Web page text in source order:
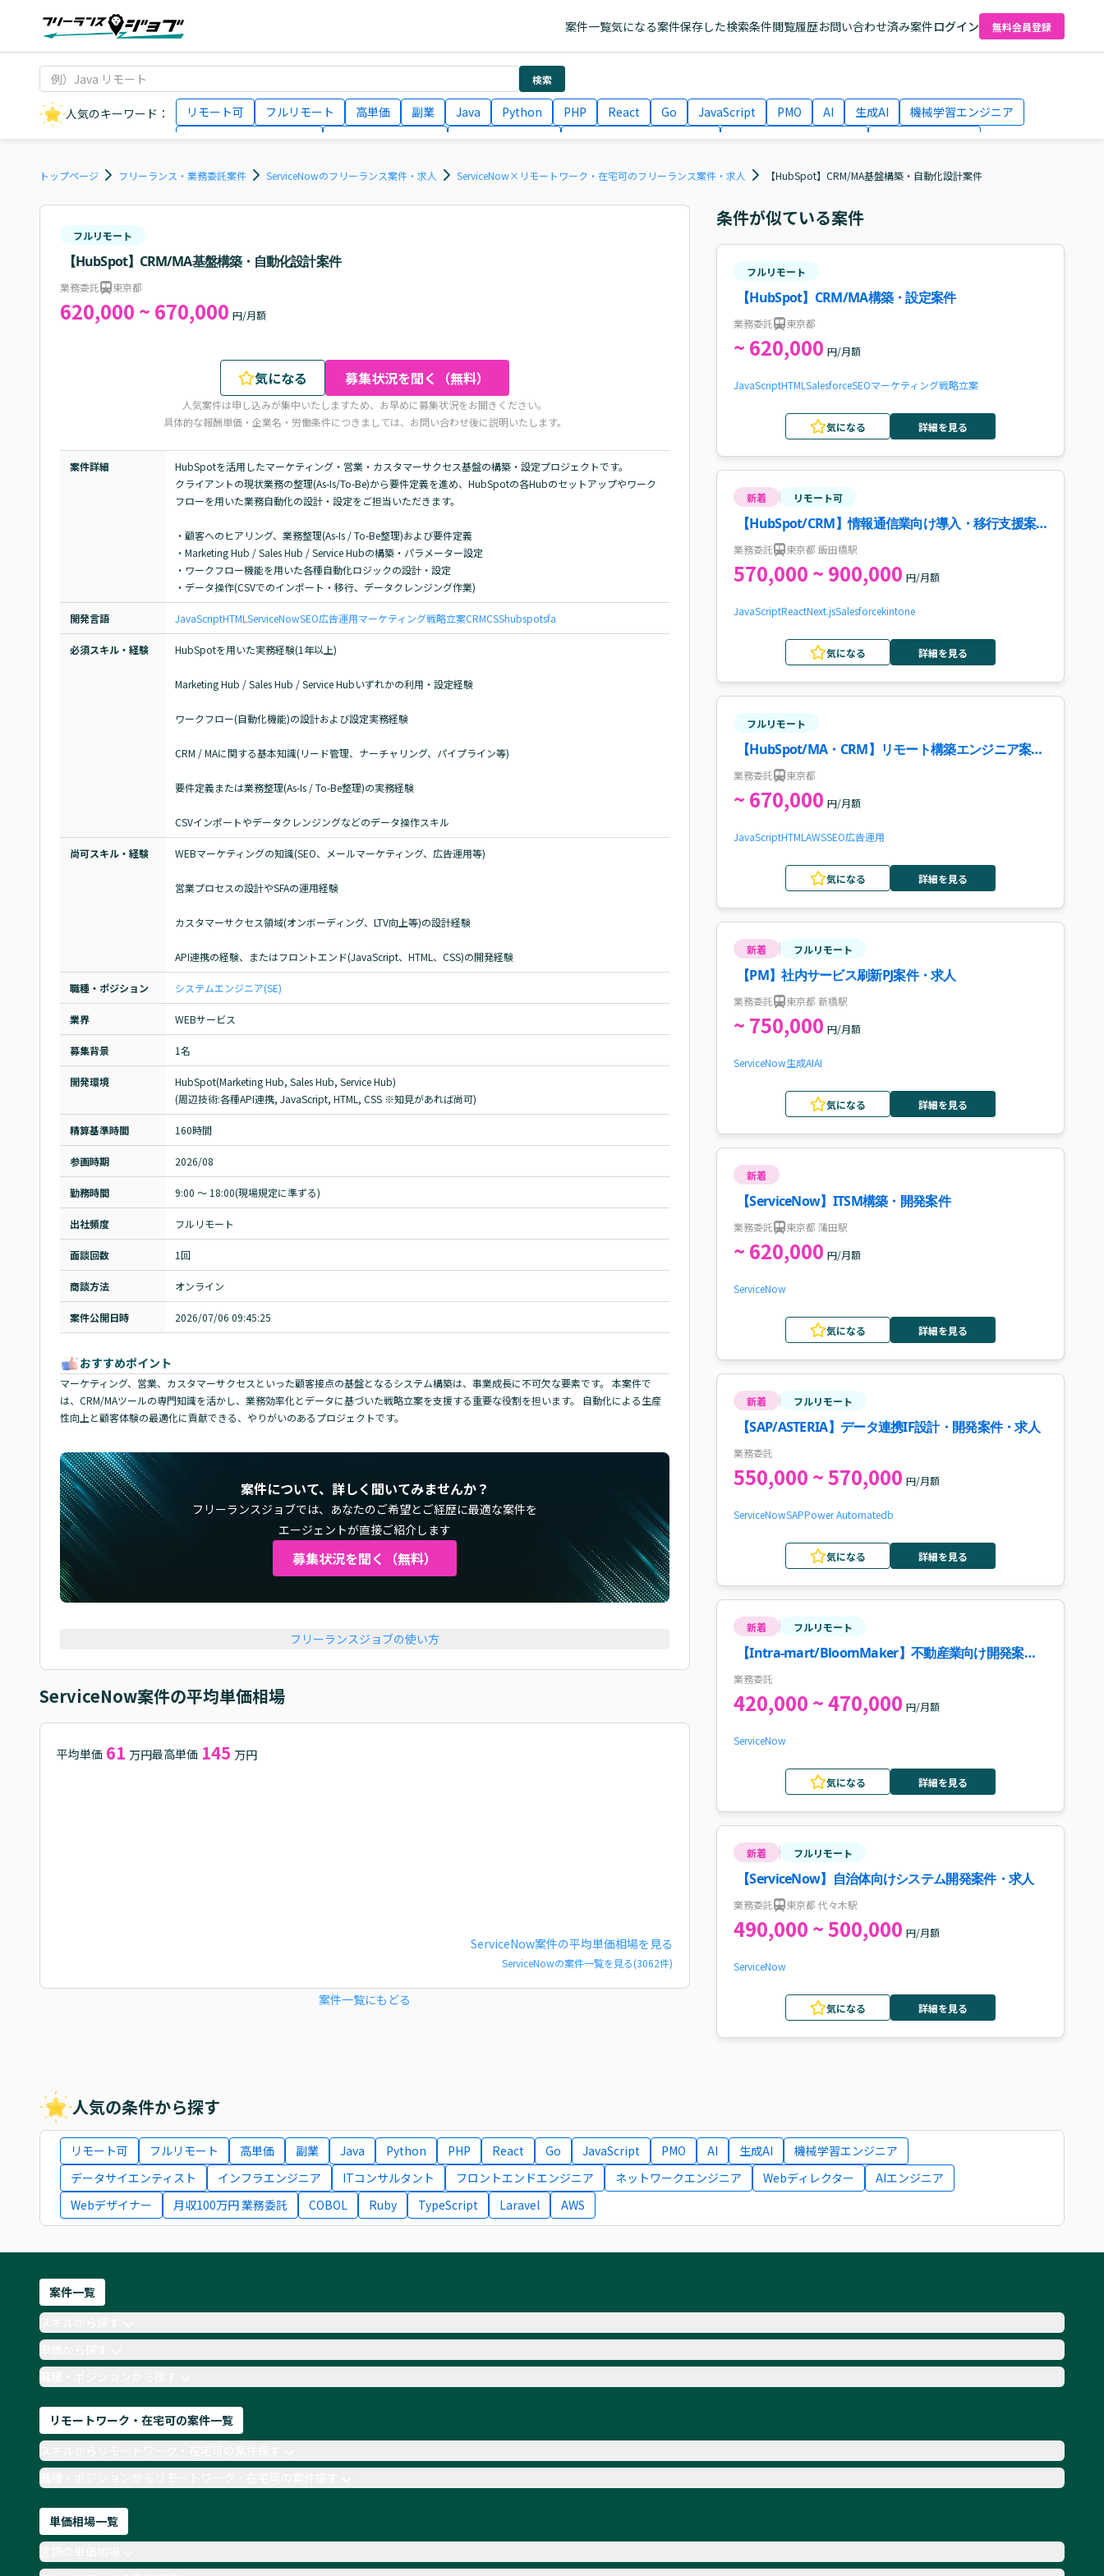
案件一覧気になる案件保存した検索条件閲覧履歴お問い合わせ済み案件ログイン 無料会員登録
検索
人気のキーワード： リモート可 フルリモート 高単価 副業 Java Python PHP React Go JavaScript PMO AI 生成AI
機械学習エンジニア
AIエンジニア
月収100万円 業務委託
トップページ フリーランス・業務委託案件 ServiceNowのフリーランス案件・求人 ServiceNow×リモートワーク・在宅可のフリーランス案件・求人 【HubSpot】CRM/MA基盤構築・自動化設計案件
フルリモート
【HubSpot】CRM/MA基盤構築・自動化設計案件
業務委託 東京都
620,000 ~ 670,000 円/月額
気になる 募集状況を聞く（無料）
人気案件は申し込みが集中いたしますため、お早めに募集状況をお聞きください。
具体的な報酬単価・企業名・労働条件につきましては、お問い合わせ後に説明いたします。
案件詳細
HubSpotを活用したマーケティング・営業・カスタマーサクセス基盤の構築・設定プロジェクトです。
クライアントの現状業務の整理(As-Is/To-Be)から要件定義を進め、HubSpotの各Hubのセットアップやワーク
フローを用いた業務自動化の設計・設定をご担当いただきます。
・顧客へのヒアリング、業務整理(As-Is / To-Be整理)および要件定義
・Marketing Hub / Sales Hub / Service Hubの構築・パラメーター設定
・ワークフロー機能を用いた各種自動化ロジックの設計・設定
・データ操作(CSVでのインポート・移行、データクレンジング作業)
開発言語 JavaScriptHTML ServiceNowSEO広告運用マーケティング戦略立案CRMCSShubspotsfa
必須スキル・経験 HubSpotを用いた実務経験(1年以上)
Marketing Hub / Sales Hub / Service Hubいずれかの利用・設定経験
ワークフロー(自動化機能)の設計および設定実務経験
CRM / MAに関する基本知識(リード管理、ナーチャリング、パイプライン等)
要件定義または業務整理(As-Is / To-Be整理)の実務経験
CSVインポートやデータクレンジングなどのデータ操作スキル
尚可スキル・経験 WEBマーケティングの知識(SEO、メールマーケティング、広告運用等)
営業プロセスの設計やSFAの運用経験
カスタマーサクセス領域(オンボーディング、LTV向上等)の設計経験
API連携の経験、またはフロントエンド(JavaScript、HTML、CSS)の開発経験
職種・ポジション システムエンジニア(SE)
業界 WEBサービス
募集背景 1名
開発環境
HubSpot(Marketing Hub, Sales Hub, Service Hub)
(周辺技術:各種API連携, JavaScript, HTML, CSS ※知見があれば尚可)
精算基準時間 160時間
参画時期 2026/08
勤務時間 9:00 〜 18:00(現場規定に準ずる)
出社頻度 フルリモート
面談回数 1回
商談方法 オンライン
案件公開日時 2026/07/06 09:45:25
おすすめポイント
マーケティング、営業、カスタマーサクセスといった顧客接点の基盤となるシステム構築は、事業成長に不可欠な要素です。 本案件で
は、CRM/MAツールの専門知識を活かし、業務効率化とデータに基づいた戦略立案を支援する重要な役割を担います。 自動化による生産
性向上と顧客体験の最適化に貢献できる、やりがいのあるプロジェクトです。
案件について、詳しく聞いてみませんか？
フリーランスジョブでは、 あなたのご希望とご経歴に最適な案件を
エージェントが直接ご紹介します
募集状況を聞く（無料）
フリーランスジョブの使い方
ServiceNow案件の平均単価相場
平均単価 61 万円最高単価 145 万円
ServiceNow案件の平均単価相場を見る
ServiceNowの案件一覧を見る(3062件)
案件一覧にもどる
条件が似ている案件
フルリモート
【HubSpot】CRM/MA構築・設定案件
業務委託 東京都
~ 620,000 円/月額
JavaScriptHTML SalesforceSEOマーケティング戦略立案
気になる 詳細を見る
新着 リモート可
【HubSpot/CRM】情報通信業向け導入・移行支援案
件
業務委託 東京都 飯田橋駅
570,000 ~ 900,000 円/月額
JavaScriptReactNext.jsSalesforcekintone
気になる 詳細を見る
フルリモート
【HubSpot/MA・CRM】リモート構築エンジニア案
件・求人
業務委託 東京都
~ 670,000 円/月額
JavaScriptHTML AWSSEO広告運用
気になる 詳細を見る
新着 フルリモート
【PM】社内サービス刷新PJ案件・求人
業務委託 東京都 新橋駅
~ 750,000 円/月額
ServiceNow生成AIAI
気になる 詳細を見る
新着
【ServiceNow】ITSM構築・開発案件
業務委託 東京都 蒲田駅
~ 620,000 円/月額
ServiceNow
気になる 詳細を見る
新着 フルリモート
【SAP/ASTERIA】データ連携IF設計・開発案件・求人
業務委託
550,000 ~ 570,000 円/月額
ServiceNowSAPPower Automatedb
気になる 詳細を見る
新着 フルリモート
【Intra-mart/BloomMaker】不動産業向け開発案
件・求人
業務委託
420,000 ~ 470,000 円/月額
ServiceNow
気になる 詳細を見る
新着 フルリモート
【ServiceNow】自治体向けシステム開発案件・求人
業務委託 東京都 代々木駅
490,000 ~ 500,000 円/月額
ServiceNow
気になる 詳細を見る
人気の条件から探す
リモート可 フルリモート 高単価 副業 Java Python PHP React Go JavaScript PMO AI 生成AI
機械学習エンジニア
データサイエンティスト
インフラエンジニア ITコンサルタント フロントエンドエンジニア ネットワークエンジニア Webディレクター
AIエンジニア
Webデザイナー
月収100万円 業務委託 COBOL Ruby TypeScript Laravel AWS
案件一覧
単価から探す
職種・ポジションから探す
リモートワーク・在宅可の案件一覧
職種・ポジションからリモートワーク・在宅可の案件探す
単価相場一覧